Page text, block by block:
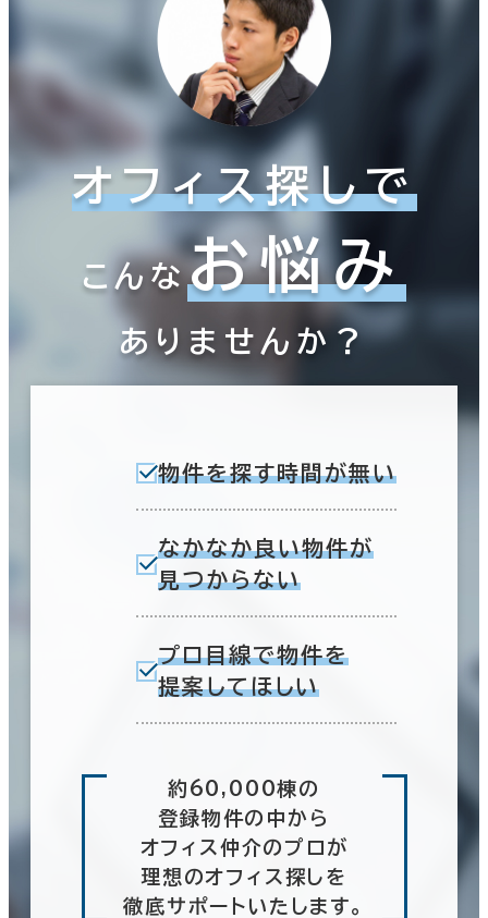
オフィス探しで
こんなお悩み
ありませんか？
物件を探す時間が無い
なかなか良い物件が
見つからない
プロ目線で物件を
提案してほしい
約60,000棟の
登録物件の中から
オフィス仲介のプロが
理想のオフィス探しを
徹底サポートいたします。